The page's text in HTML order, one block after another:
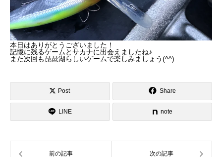
本日はありがとうございました！
記憶に残るゲームとサカナに出会えましたね♪
また次回も琵琶湖らしいゲームで楽しみましょう(^^)
Post Share
LINE note
前の記事 次の記事